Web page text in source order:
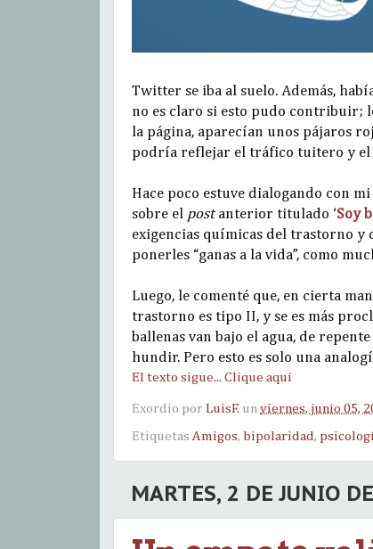
Twitter se iba al suelo. Además,
no es claro si esto pudo contribuir;
la página, aparecían unos pájaros
podría reflejar el tráfico tuitero y el
Hace poco estuve dialogando con
sobre el postanterior titulado ‘Soy
exigencias químicas del trastorno y
ponerles “ganas a la vida”, como
Luego, le comenté que, en cierta
trastorno es tipo II, y se es más
ballenas van bajo el agua, de
hundir. Pero esto es solo una
El texto sigue... Clique aquí
Exordio por LuisF. un viernes, junio 05,
Etiquetas Amigos, bipolaridad,
MARTES, 2 DE JUNIO